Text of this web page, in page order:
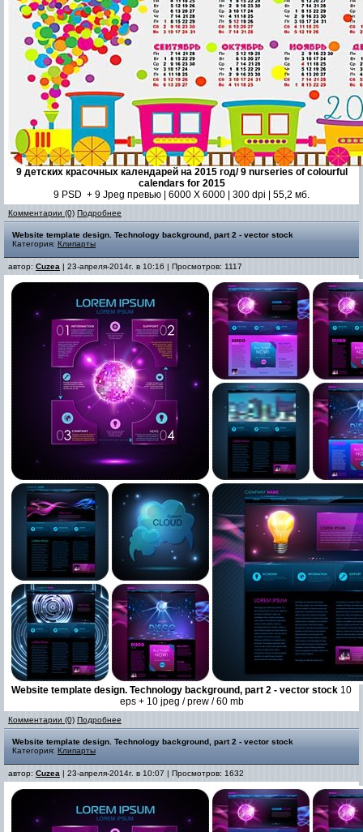
9 детских красочных календарей на 2015 год/ 9 nurseries of colourful
calendars for 2015
9 PSD + 9 Jpeg превью | 6000 X 6000 | 300 dpi | 55,2 мб.
Комментарии (0) Подробнее
Website template design. Technology background, part 2 - vector stock
Категория: Клипарты
автор: Cuzea | 23-апреля-2014г. в 10:16 | Просмотров: 1117
Website template design. Technology background, part 2 - vector stock 10
eps + 10 jpeg / prew / 60 mb
Комментарии (0) Подробнее
Website template design. Technology background, part 2 - vector stock
Категория: Клипарты
автор: Cuzea | 23-апреля-2014г. в 10:07 | Просмотров: 1632